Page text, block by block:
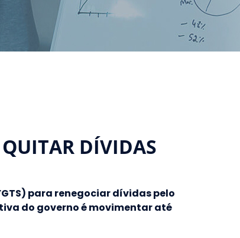
DÍVIDAS
para renegociar dívidas pelo
do governo é movimentar até